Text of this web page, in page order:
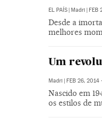
EL PAÍS Madri FEB
Desde a
melhores
Um
Madri FEB 26, 2014
Nascido em
os estilos de